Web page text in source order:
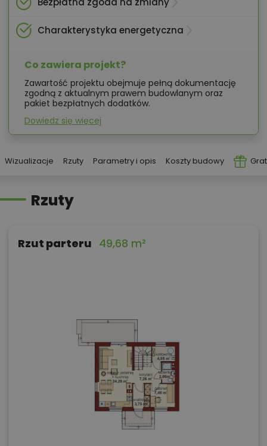
Charakterystyka energetyczna
Co zawiera projekt?
Zawartość projektu obejmuje pełną dokumentację
zgodną z aktualnym prawem budowlanym oraz
pakiet bezpłatnych dodatków.
Dowiedz się więcej
Wizualizacje Rzuty Parametry i opis Koszty budowy
Rzuty
Rzut parteru 49,68 m²